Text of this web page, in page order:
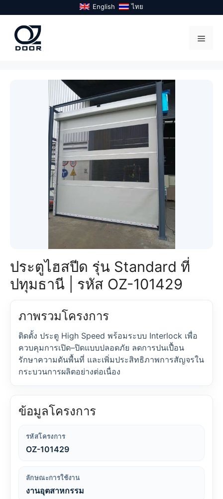
to
content
English ไทย
ประตูไฮสปีด รุ่น Standard ที่
ปทุมธานี | รหัส OZ-101429
ภาพรวมโครงการ
ติดตั้ง ประตู High Speed พร้อมระบบ Interlock เพื่อ
ควบคุมการเปิด–ปิดแบบปลอดภัย ลดการปนเปื้อน
รักษาความดันพื้นที่ และเพิ่มประสิทธิภาพการสัญจรใน
กระบวนการผลิตอย่างต่อเนื่อง
ข้อมูลโครงการ
รหัสโครงการ
OZ-101429
ลักษณะการใช้งาน
งานอุตสาหกรรม